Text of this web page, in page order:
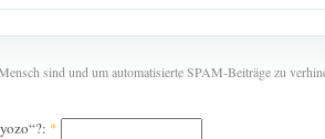
sind und um automatisierte SPAM-Beiträge zu
*